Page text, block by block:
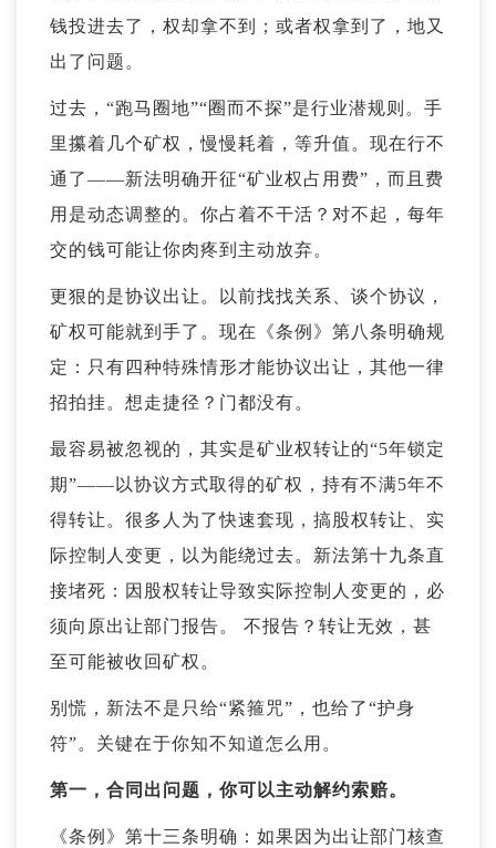
钱投进去了，权却拿不到；或者权拿到了，地又
出了问题。
过去，“跑马圈地”“圈而不探”是行业潜规则。手
里攥着几个矿权，慢慢耗着，等升值。现在行不
通了——新法明确开征“矿业权占用费”，而且费
用是动态调整的。你占着不干活？对不起，每年
交的钱可能让你肉疼到主动放弃。
更狠的是协议出让。以前找找关系、谈个协议，
矿权可能就到手了。现在《条例》第八条明确规
定：只有四种特殊情形才能协议出让，其他一律
招拍挂。想走捷径？门都没有。
最容易被忽视的，其实是矿业权转让的“5年锁定
期”——以协议方式取得的矿权，持有不满5年不
得转让。很多人为了快速套现，搞股权转让、实
际控制人变更，以为能绕过去。新法第十九条直
接堵死：因股权转让导致实际控制人变更的，必
须向原出让部门报告。 不报告？转让无效，甚
至可能被收回矿权。
别慌，新法不是只给“紧箍咒”，也给了“护身
符”。关键在于你知不知道怎么用。
第一，合同出问题，你可以主动解约索赔。
《条例》第十三条明确：如果因为出让部门核查